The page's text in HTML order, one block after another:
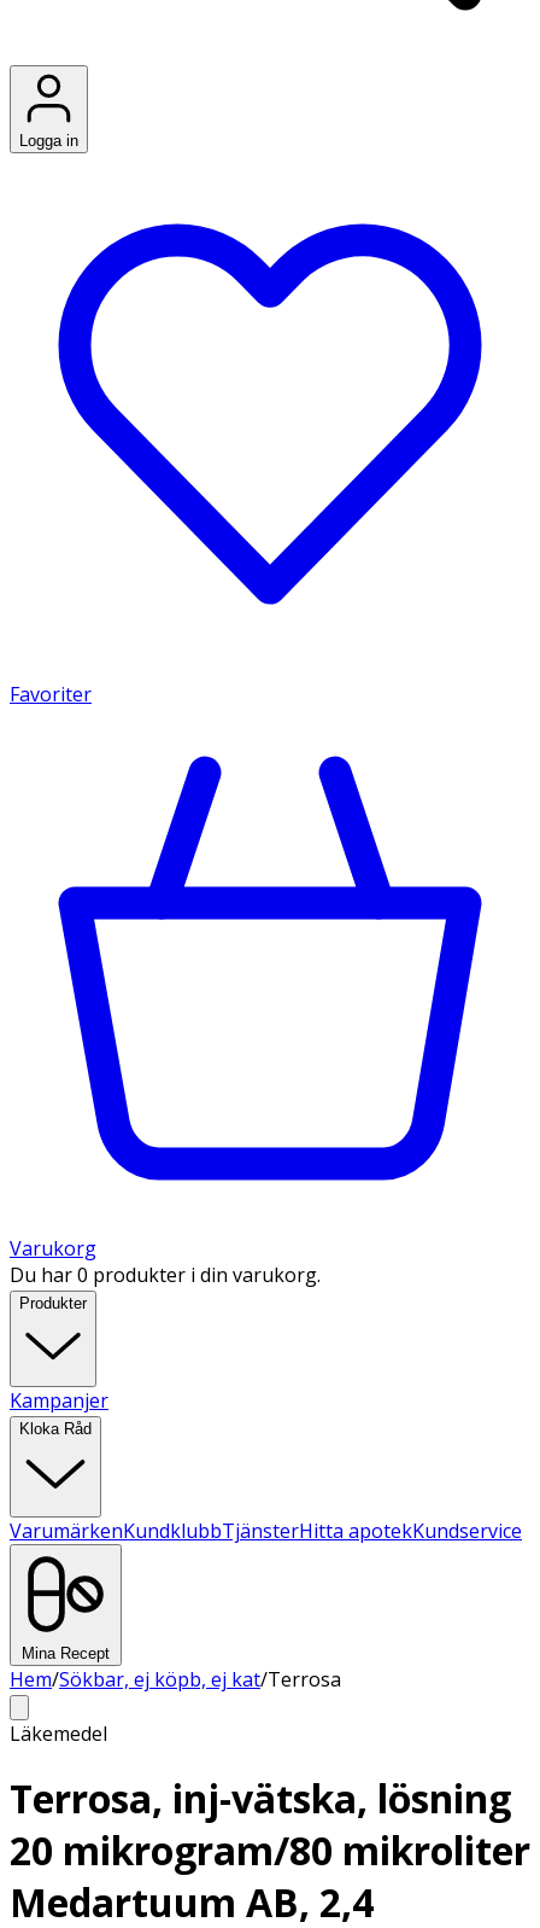
Logga in
Favoriter
Varukorg
Du har 0 produkter i din varukorg.
Produkter
Kampanjer
Kloka Råd
VarumärkenKundklubbTjänsterHitta apotekKundservice
Mina Recept
Hem/Sökbar, ej köpb, ej kat/Terrosa
Läkemedel
Terrosa, inj-vätska, lösning
20 mikrogram/80 mikroliter
Medartuum AB, 2,4